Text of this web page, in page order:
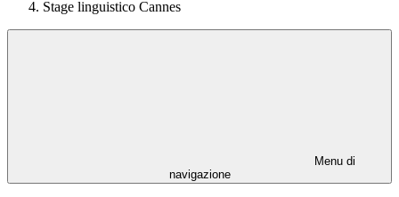
Stage linguistico Cannes
Menu di
navigazione